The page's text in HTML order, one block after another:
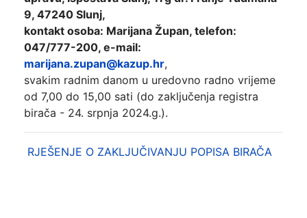
9, 47240 Slunj,
kontakt osoba: Marijana Župan, telefon:
047/777-200, e-mail:
marijana.zupan@kazup.hr,
svakim radnim danom u uredovno radno vrijeme
od 7,00 do 15,00 sati (do zaključenja registra
birača - 24. srpnja 2024.g.).
RJEŠENJE O ZAKLJUČIVANJU POPISA BIRAČA